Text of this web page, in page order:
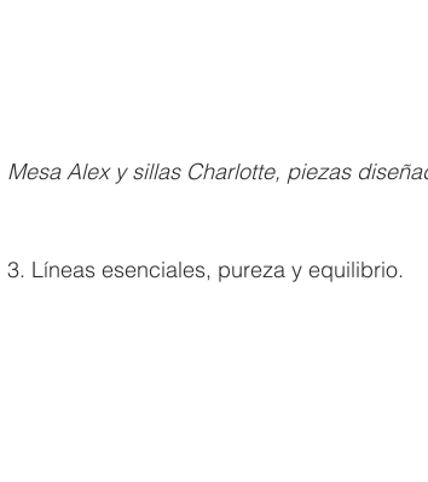
Mesa Alex y sillas Charlotte, piezas
3. Líneas esenciales, pureza y equilibrio.